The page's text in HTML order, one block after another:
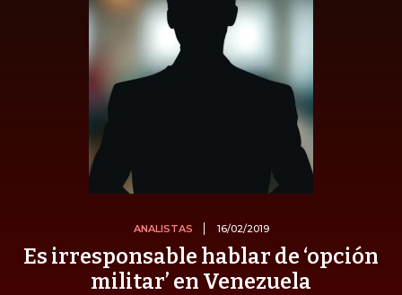
ANALISTAS 16/02/2019
Es irresponsable hablar de ‘opción
militar’ en Venezuela